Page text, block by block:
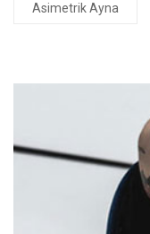
Asimetrik Ayna